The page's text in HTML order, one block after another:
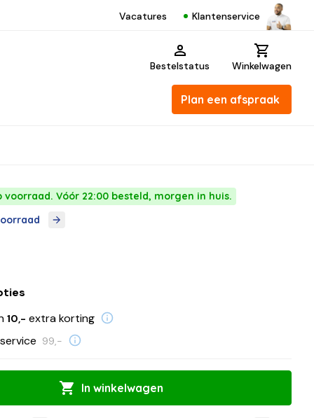
Vacatures Klantenservice
Bestelstatus Winkelwagen
Plan een afspraak
voorraad. Vóór 22:00 besteld, morgen in huis.
10,- extra korting
99,-
In winkelwagen